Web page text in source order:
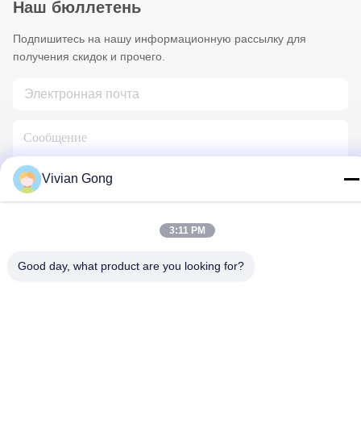
Наш бюллетень
Подпишитесь на нашу информационную рассылку для
получения скидок и прочего.
Vivian Gong
3:11 PM
Good day, what product are you looking for?